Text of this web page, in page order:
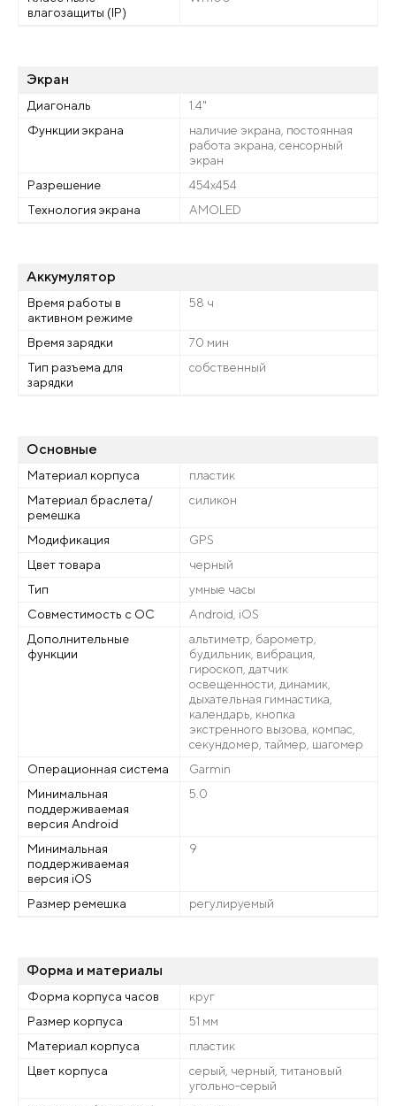
влагозащиты (IP)
Экран
Диагональ
1.4"
Функции экрана
наличие экрана, постоянная
работа экрана, сенсорный
экран
Разрешение
454x454
Технология экрана
AMOLED
Аккумулятор
Время работы в
активном режиме
58 ч
Время зарядки
70 мин
Тип разъема для
зарядки
собственный
Основные
Материал корпуса
пластик
Материал браслета/
ремешка
силикон
Модификация
GPS
Цвет товара
черный
Тип
умные часы
Совместимость с ОС
Android, iOS
Дополнительные
функции
альтиметр, барометр,
будильник, вибрация,
гироскоп, датчик
освещенности, динамик,
дыхательная гимнастика,
календарь, кнопка
экстренного вызова, компас,
секундомер, таймер, шагомер
Операционная система
Garmin
Минимальная
поддерживаемая
версия Android
5.0
Минимальная
поддерживаемая
версия iOS
9
Размер ремешка регулируемый
Форма и материалы
Форма корпуса часов
круг
Размер корпуса
51 мм
Материал корпуса
пластик
Цвет корпуса
серый, черный, титановый
угольно-серый